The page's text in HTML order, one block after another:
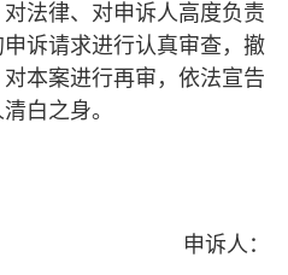
法律、对申诉人高度负责
诉请求进行认真审查，撤
本案进行再审，依法宣告
白之身。
申诉人：